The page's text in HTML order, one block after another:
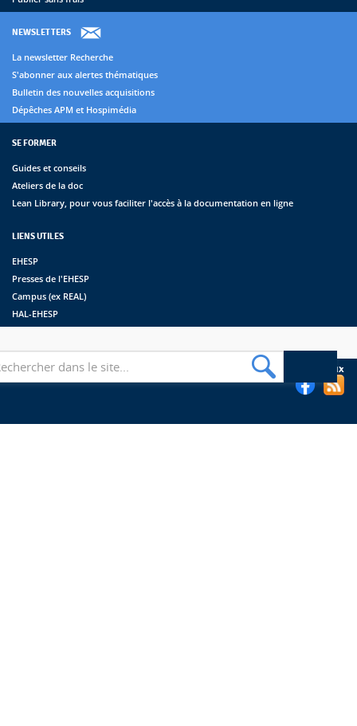
NEWSLETTERS
La newsletter Recherche
S'abonner aux alertes thématiques
Bulletin des nouvelles acquisitions
Dépêches APM et Hospimédia
SE FORMER
Guides et conseils
Ateliers de la doc
Lean Library, pour vous faciliter l'accès à la documentation en ligne
LIENS UTILES
EHESP
Presses de l'EHESP
Campus (ex REAL)
HAL-EHESP
Suivez les bibliothèques de l'EHESP sur les réseaux sociaux